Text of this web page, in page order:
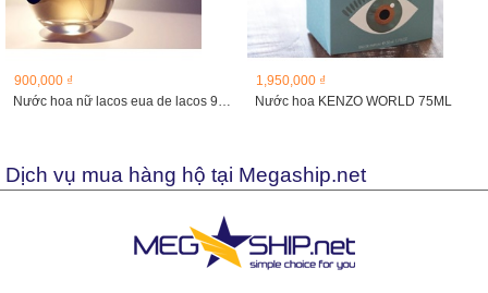
900,000 ₫
Nước hoa nữ lacos eua de lacos 90ml
1,950,000 ₫
Nước hoa KENZO WORLD 75ML
Dịch vụ mua hàng hộ tại Megaship.net